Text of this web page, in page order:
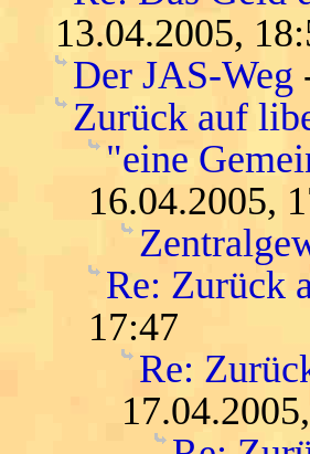
13.04.2005,
Der JAS-Weg
Zurück auf
"eine
16.04.2005,
Re: Zurück
17:47
Re: